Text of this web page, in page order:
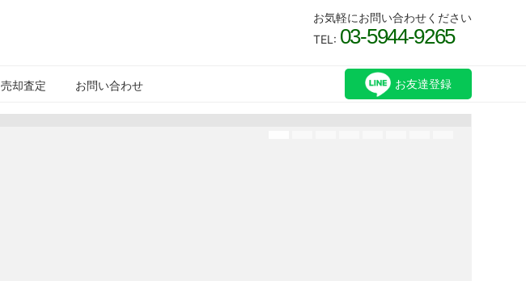
お気軽にお問い合わせください
TEL: 03-5944-9265
売却査定 お問い合わせ お友達登録